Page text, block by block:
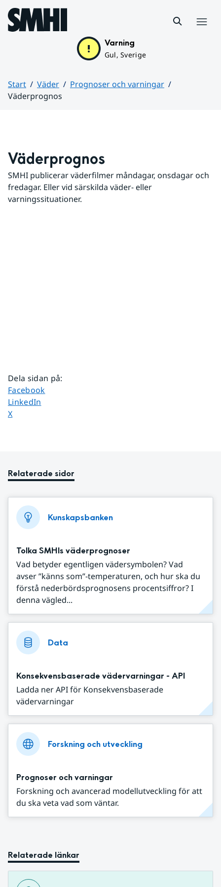
Hoppa till sidans innehåll
Varning
Gul, Sverige
Start Väder
Prognoser och varningar
Väderprognos
Väderprognos
SMHI publicerar väderfilmer måndagar, onsdagar och
fredagar. Eller vid särskilda väder- eller
varningssituationer.
Dela sidan på:
Dela sidan på
Facebook
Dela sidan på
LinkedIn
Dela sidan på
X
Relaterade sidor
Kunskapsbanken
Tolka SMHIs väderprognoser
Vad betyder egentligen vädersymbolen? Vad
avser ”känns som”-temperaturen, och hur ska du
förstå nederbördsprognosens procentsiffror? I
denna vägled...
Data
Konsekvensbaserade vädervarningar - API
Ladda ner API för Konsekvensbaserade
vädervarningar
Forskning och utveckling
Prognoser och varningar
Forskning och avancerad modellutveckling för att
du ska veta vad som väntar.
Relaterade länkar